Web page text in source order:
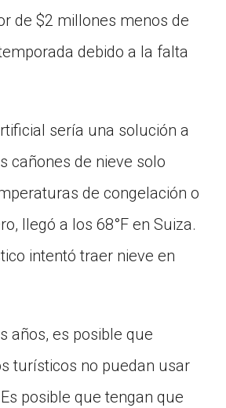
de $2 millones menos de
debido a la falta
sería una solución a
cañones de nieve solo
de congelación o
llegó a los 68°F en Suiza.
intentó traer nieve en
años, es posible que
turísticos no puedan usar
posible que tengan que